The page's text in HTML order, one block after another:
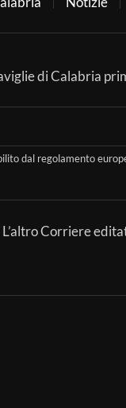
di Calabria
dal regolamento
Corriere